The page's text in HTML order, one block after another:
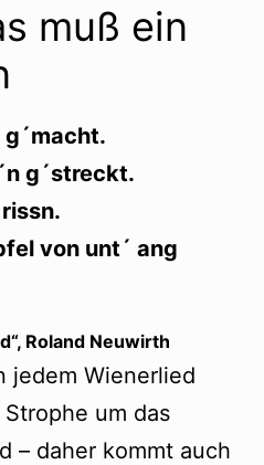
muß ein
g´macht.
g´streckt.
von unt´ ang
Roland Neuwirth
jedem Wienerlied
um das
– daher kommt auch